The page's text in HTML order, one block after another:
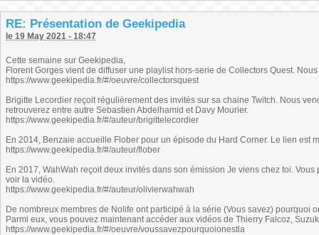
RE: Présentation de Geekipedia
le 19 May 2021 - 18:47
Cette semaine sur Geekipedia,
Florent Gorges vient de diffuser une playlist hors-serie de Collectors Quest.
https://www.geekipedia.fr/#/oeuvre/collectorsquest
Brigitte Lecordier reçoit régulièrement des invités sur sa chaine Twitch. Nous
retrouverez entre autre Sebastien Abdelhamid et Davy Mourier.
https://www.geekipedia.fr/#/auteur/brigittelecordier
En 2014, Benzaie accueille Flober pour un épisode du Hard Corner. Le lien est
https://www.geekipedia.fr/#/auteur/flober
En 2017, WahWah reçoit deux invités dans son émission Je viens chez toi.
voir la vidéo.
https://www.geekipedia.fr/#/auteur/olivierwahwah
De nombreux membres de Nolife ont participé à la série (Vous savez) pourquoi
Parmi eux, vous pouvez maintenant accéder aux vidéos de Thierry Falcoz,
https://www.geekipedia.fr/#/oeuvre/voussavezpourquoionestla